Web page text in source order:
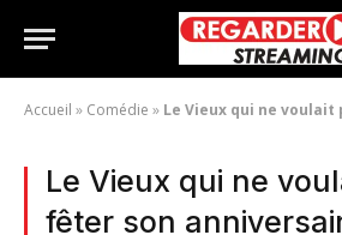
Accueil » Comédie » Le Vieux qui ne voulait
Le Vieux qui ne
fêter son